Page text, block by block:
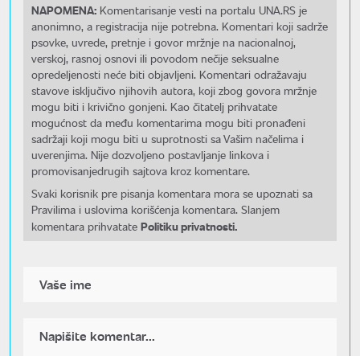
NAPOMENA: Komentarisanje vesti na portalu UNA.RS je
anonimno, a registracija nije potrebna. Komentari koji sadrže
psovke, uvrede, pretnje i govor mržnje na nacionalnoj,
verskoj, rasnoj osnovi ili povodom nečije seksualne
opredeljenosti neće biti objavljeni. Komentari odražavaju
stavove isključivo njihovih autora, koji zbog govora mržnje
mogu biti i krivično gonjeni. Kao čitatelj prihvatate
mogućnost da među komentarima mogu biti pronađeni
sadržaji koji mogu biti u suprotnosti sa Vašim načelima i
uverenjima. Nije dozvoljeno postavljanje linkova i
promovisanjedrugih sajtova kroz komentare.
Svaki korisnik pre pisanja komentara mora se upoznati sa
Pravilima i uslovima korišćenja komentara. Slanjem
komentara prihvatate Politiku privatnosti.